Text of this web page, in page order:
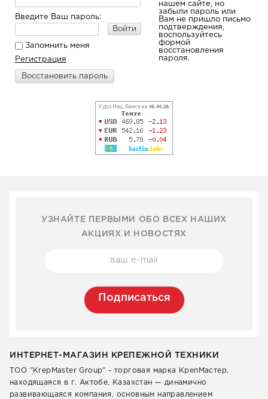
Введите Ваш пароль:
Войти
Запомнить меня
Регистрация
нашем сайте, но
забыли пароль или
Вам не пришло письмо
подтверждения,
воспользуйтесь
формой
восстановления
пароля.
Восстановить пароль
УЗНАЙТЕ ПЕРВЫМИ ОБО ВСЕХ НАШИХ
АКЦИЯХ И НОВОСТЯХ
Подписаться
ИНТЕРНЕТ-МАГАЗИН КРЕПЕЖНОЙ ТЕХНИКИ
ТОО "KrepMaster Group" - торговая марка КрепМастер,
находящаяся в г. Актобе, Казахстан — динамично
развивающаяся компания, основным направлением